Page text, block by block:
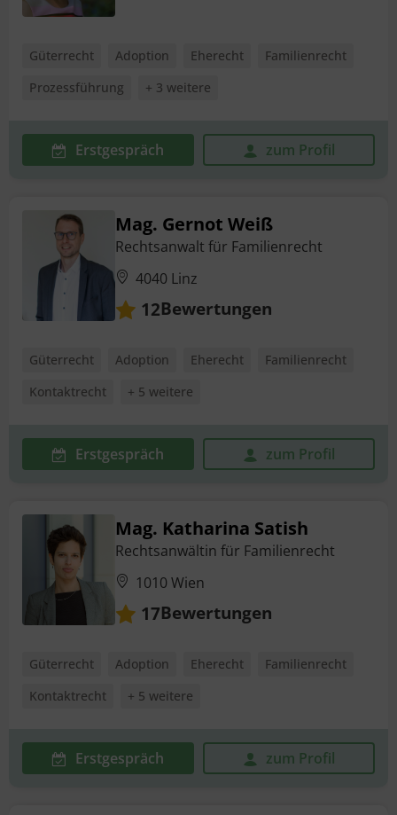
Güterrecht Adoption Eherecht
Familienrecht
Prozessführung
+ 3 weitere
Erstgespräch zum Profil
Mag. Gernot Weiß
Rechtsanwalt für Familienrecht
4040 Linz
12Bewertungen
Güterrecht Adoption Eherecht
Familienrecht
Kontaktrecht
+ 5 weitere
Erstgespräch zum Profil
Mag. Katharina Satish
Rechtsanwältin für Familienrecht
1010 Wien
17Bewertungen
Güterrecht Adoption Eherecht
Familienrecht
Kontaktrecht
+ 5 weitere
Erstgespräch zum Profil